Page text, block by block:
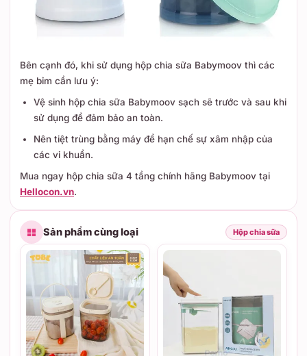
Bên cạnh đó, khi sử dụng hộp chia sữa Babymoov thì các
mẹ bỉm cần lưu ý:
Vệ sinh hộp chia sữa Babymoov sạch sẽ trước và sau khi
sử dụng để đảm bảo an toàn.
Nên tiệt trùng bằng máy để hạn chế sự xâm nhập của
các vi khuẩn.
Mua ngay hộp chia sữa 4 tầng chính hãng Babymoov tại
Hellocon.vn.
Sản phẩm cùng loại Hộp chia sữa